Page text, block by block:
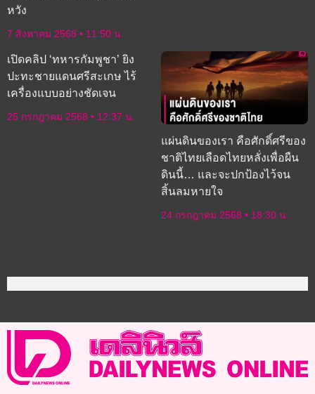
หวัง
7 สิงหาคม 2568 11:50 น.
เปิดคลิป ‘ทหารกัมพูชา’ ยิง
ปะทะชายแดนศรีสะเกษ ไร้
เครื่องแบบอย่างชัดเจน
25 กรกฎาคม 2568 12:37 น.
แผ่นดินของเรา คือศักดิ์ศรีของ
ชาติไทยเลือดไทยหลั่งเพื่อผืน
ดินนี้… และจะปกป้องไว้จน
สิ้นลมหายใจ
24 กรกฎาคม 2568 18:30 น.